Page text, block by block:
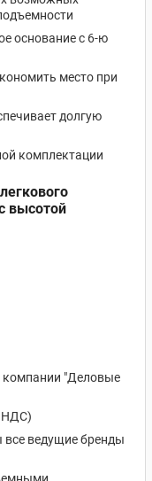
основание с 6-ю
место при
долгую
комплектации
высотой
компании "Деловые
НДС)
все ведущие бренды